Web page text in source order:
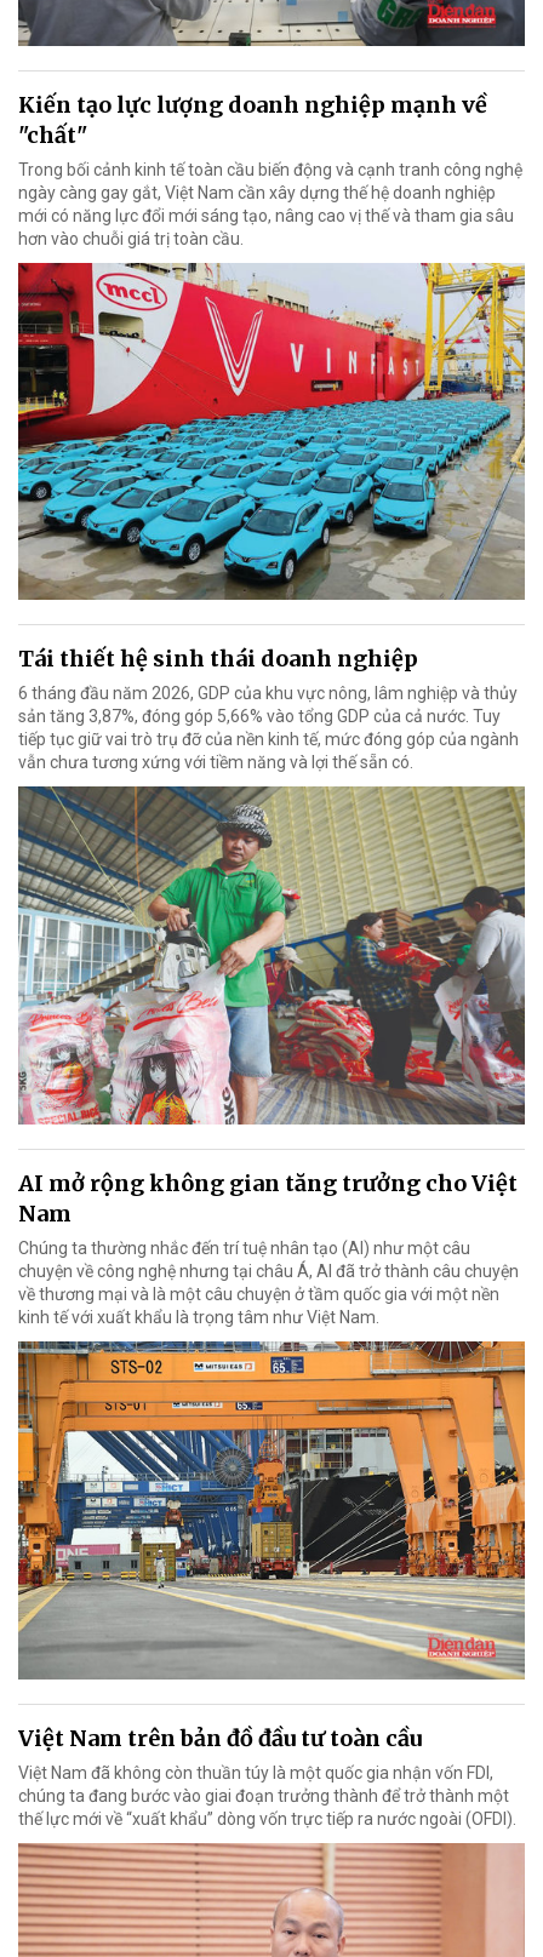
Kiến tạo lực lượng doanh nghiệp mạnh về
"chất"
Trong bối cảnh kinh tế toàn cầu biến động và cạnh tranh công nghệ
ngày càng gay gắt, Việt Nam cần xây dựng thế hệ doanh nghiệp
mới có năng lực đổi mới sáng tạo, nâng cao vị thế và tham gia sâu
hơn vào chuỗi giá trị toàn cầu.
Tái thiết hệ sinh thái doanh nghiệp
6 tháng đầu năm 2026, GDP của khu vực nông, lâm nghiệp và thủy
sản tăng 3,87%, đóng góp 5,66% vào tổng GDP của cả nước. Tuy
tiếp tục giữ vai trò trụ đỡ của nền kinh tế, mức đóng góp của ngành
vẫn chưa tương xứng với tiềm năng và lợi thế sẵn có.
AI mở rộng không gian tăng trưởng cho Việt
Nam
Chúng ta thường nhắc đến trí tuệ nhân tạo (AI) như một câu
chuyện về công nghệ nhưng tại châu Á, AI đã trở thành câu chuyện
về thương mại và là một câu chuyện ở tầm quốc gia với một nền
kinh tế với xuất khẩu là trọng tâm như Việt Nam.
Việt Nam trên bản đồ đầu tư toàn cầu
Việt Nam đã không còn thuần túy là một quốc gia nhận vốn FDI,
chúng ta đang bước vào giai đoạn trưởng thành để trở thành một
thế lực mới về “xuất khẩu” dòng vốn trực tiếp ra nước ngoài (OFDI).